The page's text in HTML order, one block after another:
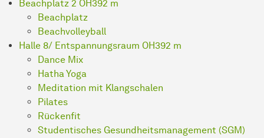
Beachplatz 2 OH392 m
Beachplatz
Beachvolleyball
Halle 8/ Entspannungsraum OH392 m
Dance Mix
Hatha Yoga
Meditation mit Klangschalen
Pilates
Rückenfit
Studentisches Gesundheitsmanagement (SGM)